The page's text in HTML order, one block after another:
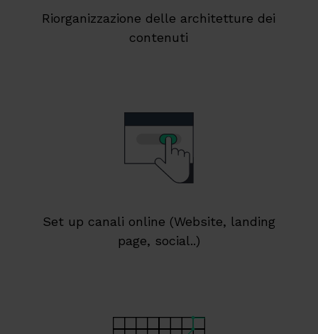
Riorganizzazione delle architetture dei
contenuti
Set up canali online (Website, landing
page, social..)